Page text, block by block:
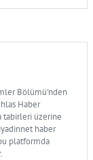
Bölümü'nden
Haber
tabirleri üzerine
haber
platformda